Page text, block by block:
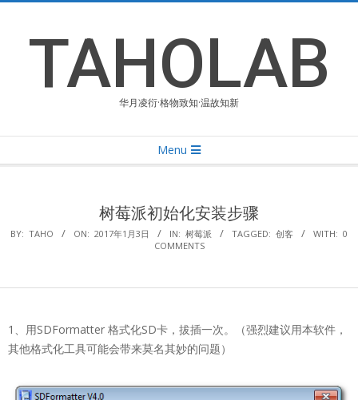
contentTAHOLAB
华月凌衍·格物致知·温故知新
Navigation
Menu
树莓派初始化安装步骤
BY: TAHO ON: 2017年1月3日 IN: 树莓派 TAGGED: 创客 WITH: 0
COMMENTS
1、用SDFormatter 格式化SD卡，拔插一次。（强烈建议用本软件，
其他格式化工具可能会带来莫名其妙的问题）